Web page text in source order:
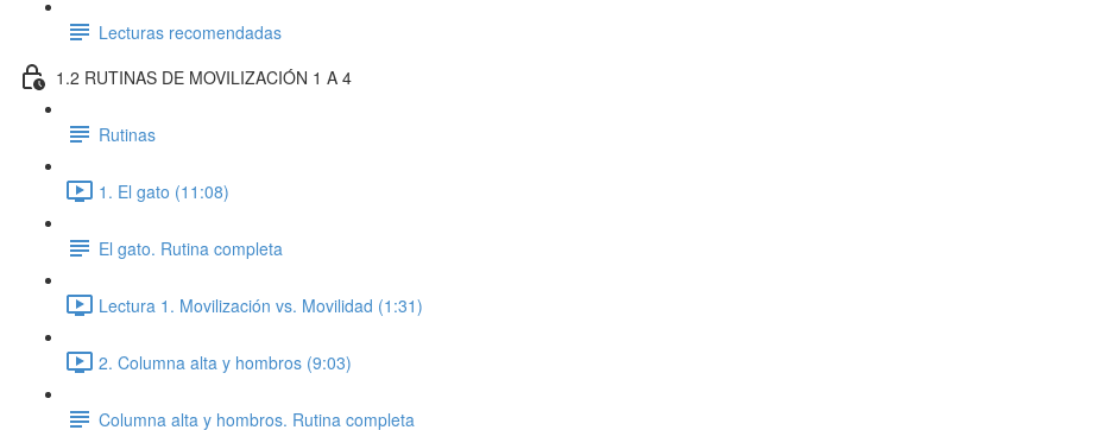
Lecturas recomendadas
1.2 RUTINAS DE MOVILIZACIÓN 1 A 4
Rutinas
1. El gato (11:08)
El gato. Rutina completa
Lectura 1. Movilización vs. Movilidad (1:31)
2. Columna alta y hombros (9:03)
Columna alta y hombros. Rutina completa